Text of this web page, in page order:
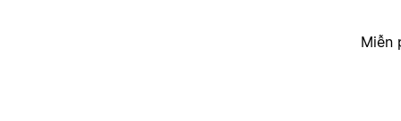
Miễn